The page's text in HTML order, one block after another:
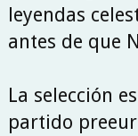
leyendas
antes de que
La selección
partido